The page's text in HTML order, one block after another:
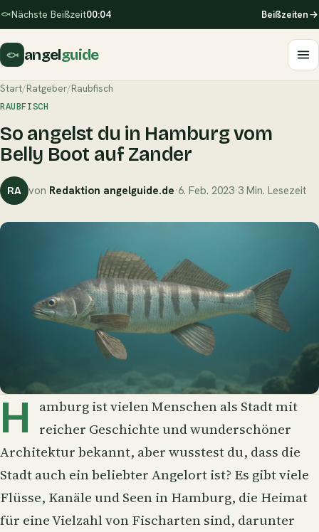
Nächste Beißzeit00:04 Beißzeiten
angelguide
Start/Ratgeber/Raubfisch
RAUBFISCH
So angelst du in Hamburg vom
Belly Boot auf Zander
RA von Redaktion angelguide.de·6. Feb. 2023·3 Min. Lesezeit
H
amburg ist vielen Menschen als Stadt mit
reicher Geschichte und wunderschöner
Architektur bekannt, aber wusstest du, dass die
Stadt auch ein beliebter Angelort ist? Es gibt viele
Flüsse, Kanäle und Seen in Hamburg, die Heimat
für eine Vielzahl von Fischarten sind, darunter